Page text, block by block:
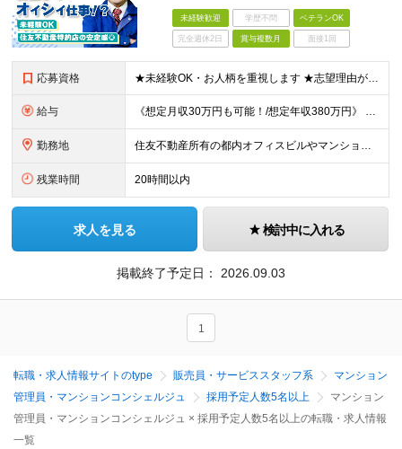
未経験歓迎 学歴不問 ベテランOK
完全週休2日 賞与複数月 面接1回
応募資格 ★未経験OK・お人柄を重視します ★志望理由が明確でない方もお気軽にご応募ください！ ■高卒以上 ■60歳未満の方(定年年齢による理由) ＜長く安心して働きやすい＞ 当社では現在20代～60代の管理
給与 《想定月収30万円も可能！/想定年収380万円》 ■月給24万5000円以上＋賞与年2回(2カ月/2025年実績)＋時間外手当＋資格手当＋役職手当＋交通費 ………… ≪昇給、賞与、および各種諸手当につ
勤務地 住友不動産所有の都内オフィスビルやマンションでの勤務となります。 ★希望を考慮し、転居を伴う転勤はありません。 ★新宿・日本橋・半蔵門・飯田橋・秋葉原・中野・大崎をはじめとした23区のビルが対象です。
残業時間 20時間以内
求人を見る 検討中に入れる
掲載終了予定日： 2026.09.03
1
転職・求人情報サイトのtype 販売員・サービススタッフ系
マンション
管理員・マンションコンシェルジュ
採用予定人数5名以上
マンション
管理員・マンションコンシェルジュ × 採用予定人数5名以上の転職・求人情報
一覧